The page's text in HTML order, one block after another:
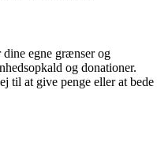
egne grænser og
og donationer.
til at give penge eller at bede